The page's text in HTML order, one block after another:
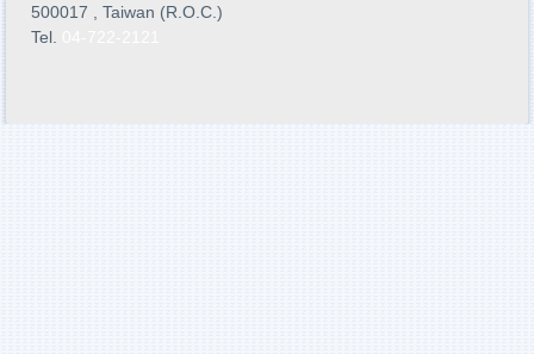
500017 , Taiwan (R.O.C.)
Tel.